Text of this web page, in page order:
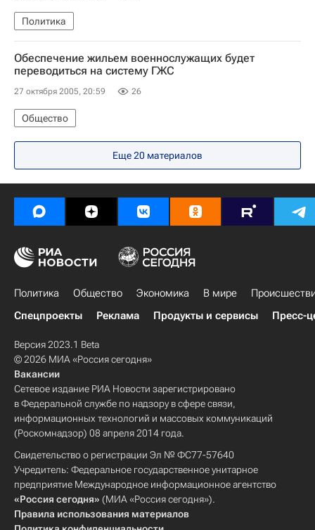
Политика
Обеспечение жильем военнослужащих будет
переводиться на систему ГЖС
27 октября 2005, 20:59 26
Общество
Еще 20 материалов
Политика Общество Экономика В мире
Спецпроекты
Реклама Продукты и сервисы Пресс-
Версия 2023.1 Beta
© 2026 МИА «Россия сегодня»
Вакансии
Сетевое издание РИА Новости зарегистрировано
в Федеральной службе по надзору в сфере связи,
информационных технологий и массовых коммуникаций
(Роскомнадзор) 08 апреля 2014 года.
Свидетельство о регистрации Эл № ФС77-57640
Учредитель: Федеральное государственное унитарное
предприятие Международное информационное агентство
«Россия сегодня» (МИА «Россия сегодня»).
Правила использования материалов